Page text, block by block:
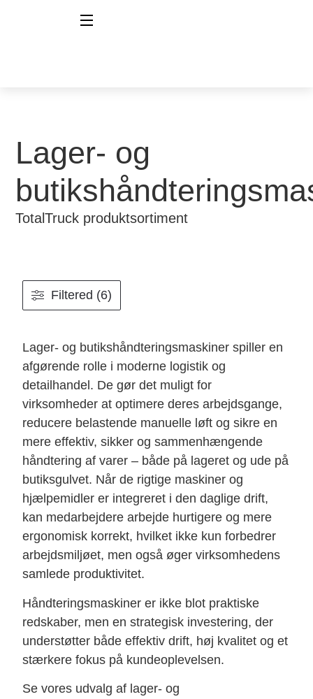
Lager- og
TotalTruck produktsortiment
Filtered (6)
Lager- og butikshåndteringsmaskiner spiller en
afgørende rolle i moderne logistik og
detailhandel. De gør det muligt for
virksomheder at optimere deres arbejdsgange,
reducere belastende manuelle løft og sikre en
mere effektiv, sikker og sammenhængende
håndtering af varer – både på lageret og ude på
butiksgulvet. Når de rigtige maskiner og
hjælpemidler er integreret i den daglige drift,
kan medarbejdere arbejde hurtigere og mere
ergonomisk korrekt, hvilket ikke kun forbedrer
arbejdsmiljøet, men også øger virksomhedens
samlede produktivitet.
Håndteringsmaskiner er ikke blot praktiske
redskaber, men en strategisk investering, der
understøtter både effektiv drift, høj kvalitet og et
stærkere fokus på kundeoplevelsen.
Se vores udvalg af lager- og